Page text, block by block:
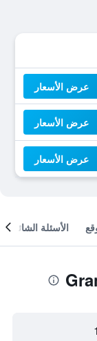
عرض الأسعار
عرض الأسعار
عرض الأسعار
الأسئلة الشائعة